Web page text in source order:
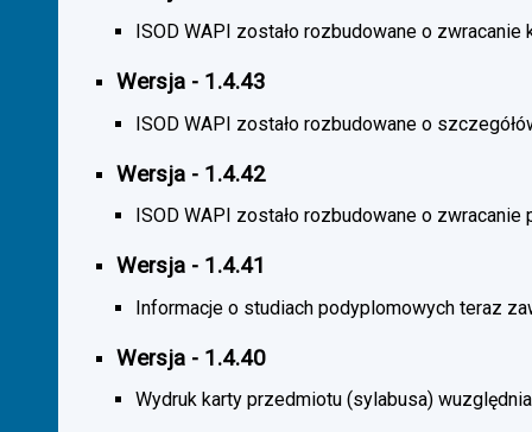
ISOD WAPI zostało rozbudowane o
Wersja - 1.4.43
ISOD WAPI zostało rozbudowane o
Wersja - 1.4.42
ISOD WAPI zostało rozbudowane o zwracanie
Wersja - 1.4.41
Informacje o studiach podyplomowych teraz
Wersja - 1.4.40
Wydruk karty przedmiotu (sylabusa)